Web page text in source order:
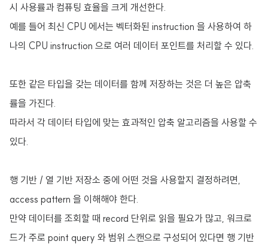
시 사용률과 컴퓨팅 효율을 크게 개선한다.
예를 들어 최신 CPU 에서는 벡터화된 instruction 을 사용하여 하
나의 CPU instruction 으로 여러 데이터 포인트를 처리할 수 있다.
또한 같은 타입을 갖는 데이터를 함께 저장하는 것은 더 높은 압축
률을 가진다.
따라서 각 데이터 타입에 맞는 효과적인 압축 알고리즘을 사용할 수
있다.
행 기반 / 열 기반 저장소 중에 어떤 것을 사용할지 결정하려면,
access pattern 을 이해해야 한다.
만약 데이터를 조회할 때 record 단위로 읽을 필요가 많고, 워크로
드가 주로 point query 와 범위 스캔으로 구성되어 있다면 행 기반